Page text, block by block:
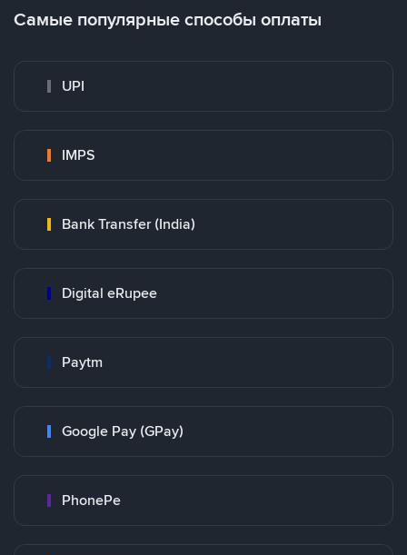
Самые популярные способы оплаты
UPI
IMPS
Bank Transfer (India)
Digital eRupee
Paytm
Google Pay (GPay)
PhonePe